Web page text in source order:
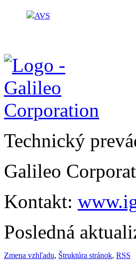
Technický
Galileo
Kontakt:
Posledná
Zmena vzhľadu, Štruktúra stránok, RSS